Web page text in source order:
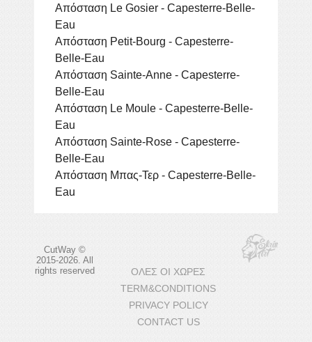
Απόσταση Le Gosier - Capesterre-Belle-
Eau
Απόσταση Petit-Bourg - Capesterre-
Belle-Eau
Απόσταση Sainte-Anne - Capesterre-
Belle-Eau
Απόσταση Le Moule - Capesterre-Belle-
Eau
Απόσταση Sainte-Rose - Capesterre-
Belle-Eau
Απόσταση Μπας-Τερ - Capesterre-Belle-
Eau
CutWay ©
2015-2026. All
rights reserved
ΌΛΕΣ ΟΙ ΧΏΡΕΣ
TERM&CONDITIONS
PRIVACY POLICY
CONTACT US